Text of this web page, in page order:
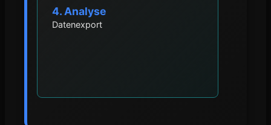
4. Analyse
Datenexport